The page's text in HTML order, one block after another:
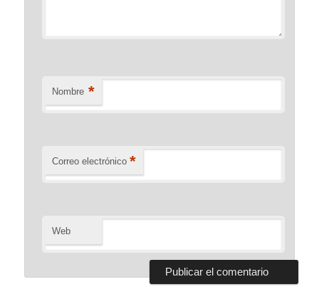
Nombre *
Correo electrónico *
Web